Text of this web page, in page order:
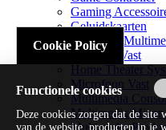
Gaming
Geluidskaarten
Handheld
Headsets Vast
Home Theater
Microfoon Vast
Multimedia
Multimedia Mixer
Cookie Policy
Functionele cookies
Deze cookies zorgen dat de site
van de website, producten in je